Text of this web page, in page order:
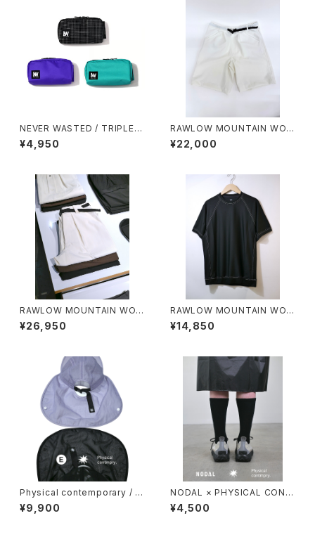
NEVER WASTED / TRIPLEY
ES
¥4,950
RAWLOW MOUNTAIN WOR
KS / HIKER GURKHA PANTS
¥22,000
RAWLOW MOUNTAIN WOR
KS / HIKER BAKER PANTS
¥26,950
RAWLOW MOUNTAIN WOR
KS / DAD LITE CREW
¥14,850
Physical contemporary / Q
uiet smr cap
¥9,900
NODAL × PHYSICAL CONT
MPRY.
¥4,500